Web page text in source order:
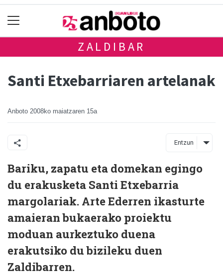
ZALDIBAR
Santi Etxebarriaren artelanak
Anboto 2008ko maiatzaren 15a
Entzun
Bariku, zapatu eta domekan egingo
du erakusketa Santi Etxebarria
margolariak. Arte Ederren ikasturte
amaieran bukaerako proiektu
moduan aurkeztuko duena
erakutsiko du bizileku duen
Zaldibarren.